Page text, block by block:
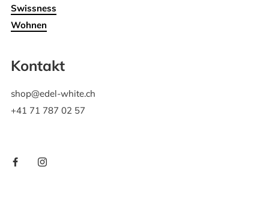
Swissness
Wohnen
Kontakt
shop@edel-white.ch
+41 71 787 02 57